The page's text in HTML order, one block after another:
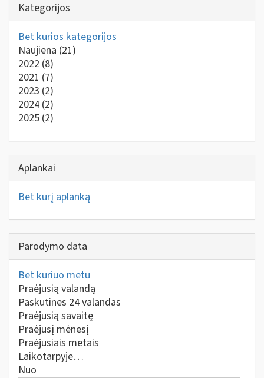
Kategorijos
Bet kurios kategorijos
Naujiena (21)
2022 (8)
2021 (7)
2023 (2)
2024 (2)
2025 (2)
Aplankai
Bet kurį aplanką
Parodymo data
Bet kuriuo metu
Praėjusią valandą
Paskutines 24 valandas
Praėjusią savaitę
Praėjusį mėnesį
Praėjusiais metais
Laikotarpyje…
Nuo